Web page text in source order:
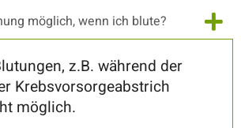
möglich, wenn ich blute?
z.B. während der
Krebsvorsorgeabstrich
möglich.